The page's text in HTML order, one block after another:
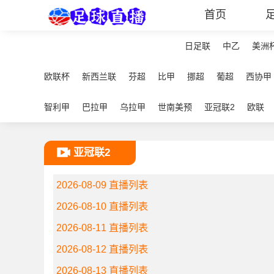
首页
日足联 中乙 美洲
欧联杯 新西兰联 芬超 比甲 挪超 葡超 西协甲
智利甲 巴拉甲 乌拉甲 世南美预 亚冠联2 欧联
亚冠联2
2026-08-09 直播列表
2026-08-10 直播列表
2026-08-11 直播列表
2026-08-12 直播列表
2026-08-13 直播列表